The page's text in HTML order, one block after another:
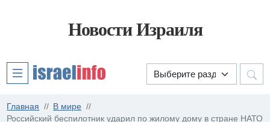
Новости Израиля
Главная
В мире
Российский беспилотник ударил по жилому дому в стране НАТО